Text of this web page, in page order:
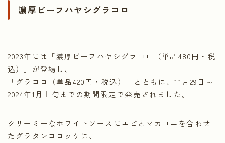
濃厚ビーフハヤシグラコロ
2023年には「濃厚ビーフハヤシグラコロ（単品480円・税
込）」が登場し、
「グラコロ（単品420円・税込）」とともに、11月29日～
2024年1月上旬までの期間限定で発売されました。
クリーミーなホワイトソースにエビとマカロニを合わせ
たグラタンコロッケに、